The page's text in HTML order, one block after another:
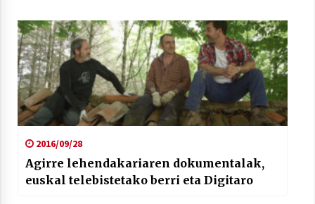
2016/09/28
Agirre lehendakariaren dokumentalak,
euskal telebistetako berri eta Digitaro